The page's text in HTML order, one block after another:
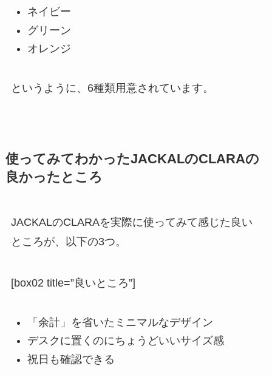
ネイビー
グリーン
オレンジ
というように、6種類用意されています。
使ってみてわかったJACKALのCLARAの
良かったところ
JACKALのCLARAを実際に使ってみて感じた良い
ところが、以下の3つ。
[box02 title=”良いところ”]
「余計」を省いたミニマルなデザイン
デスクに置くのにちょうどいいサイズ感
祝日も確認できる